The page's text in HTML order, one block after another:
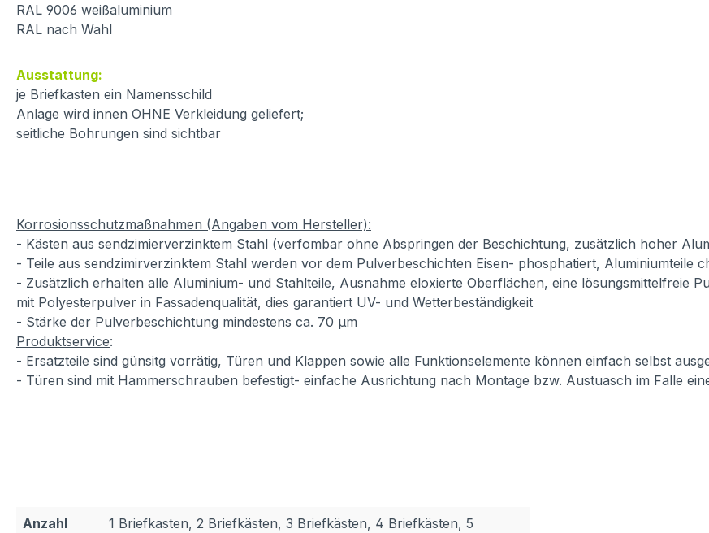
RAL 9006 weißaluminium
RAL nach Wahl
Ausstattung:
je Briefkasten ein Namensschild
Anlage wird innen OHNE Verkleidung geliefert;
seitliche Bohrungen sind sichtbar
Korrosionsschutzmaßnahmen (Angaben vom Hersteller):
- Kästen aus sendzimierverzinktem Stahl (verfombar ohne Abspringen der Beschichtung, zusätzlich hoher
- Teile aus sendzimirverzinktem Stahl werden vor dem Pulverbeschichten Eisen- phosphatiert, Aluminiumteile
- Zusätzlich erhalten alle Aluminium- und Stahlteile, Ausnahme eloxierte Oberflächen, eine lösungsmittelfreie
mit Polyesterpulver in Fassadenqualität, dies garantiert UV- und Wetterbeständigkeit
- Stärke der Pulverbeschichtung mindestens ca. 70 µm
Produktservice:
- Ersatzteile sind günsitg vorrätig, Türen und Klappen sowie alle Funktionselemente können einfach selbst
- Türen sind mit Hammerschrauben befestigt- einfache Ausrichtung nach Montage bzw. Austuasch im Falle
Anzahl
1 Briefkasten, 2 Briefkästen, 3 Briefkästen, 4 Briefkästen, 5